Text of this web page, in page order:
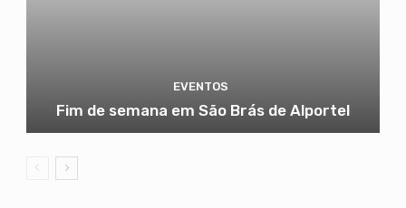
EVENTOS
Fim de semana em São Brás de Alportel